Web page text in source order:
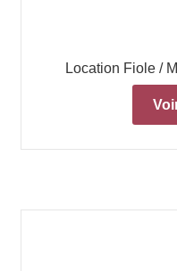
Location Fiole /